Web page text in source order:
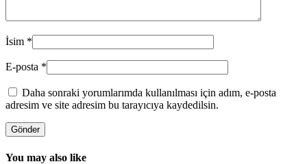
İsim *
E-posta *
Daha sonraki yorumlarımda kullanılması için adım, e-posta
adresim ve site adresim bu tarayıcıya kaydedilsin.
You may also like